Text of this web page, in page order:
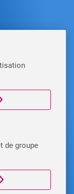
de groupe